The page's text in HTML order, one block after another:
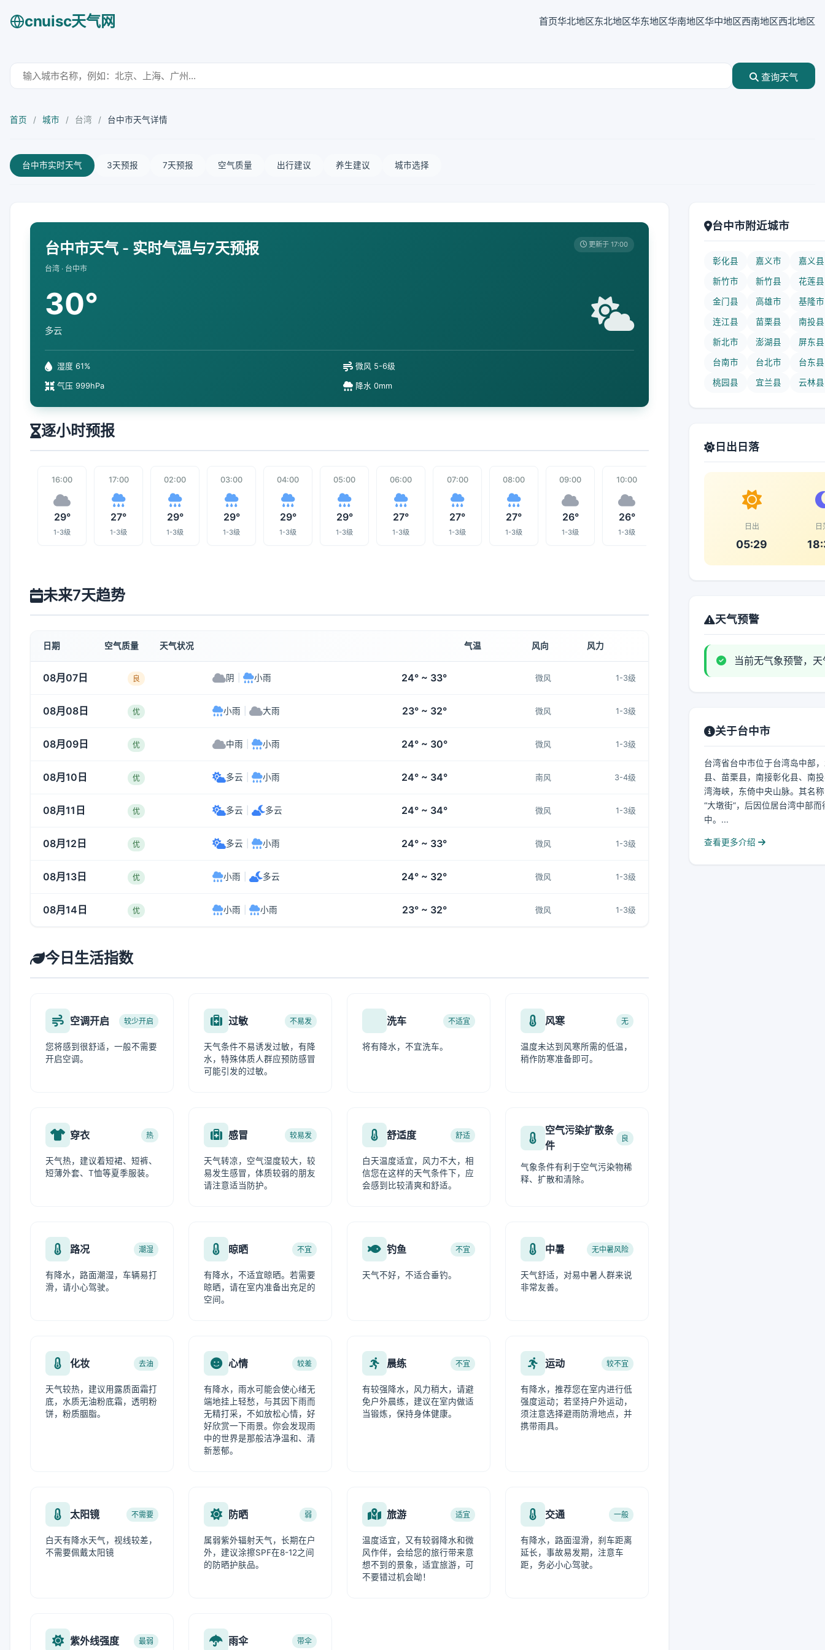
cnuisc天气网 首页华北地区东北地区华东地区华南地区华中地区西南地区西北地区
查询天气
首页 / 城市 / 台湾 / 台中市天气详情
台中市实时天气 3天预报 7天预报 空气质量 出行建议 养生建议 城市选择
台中市天气 - 实时气温与7天预报
台湾 · 台中市
更新于 17:00
30°
多云
湿度 61% 微风 5-6级
气压 999hPa 降水 0mm
逐小时预报
16:00
29°
1-3级
17:00
27°
1-3级
02:00
29°
1-3级
03:00
29°
1-3级
04:00
29°
1-3级
05:00
29°
1-3级
06:00
27°
1-3级
07:00
27°
1-3级
08:00
27°
1-3级
09:00
26°
1-3级
10:00
26°
1-3级 1-3级
未来7天趋势
日期 空气质量 天气状况 气温 风向 风力
08月07日 良 阴 小雨 24° ~ 33° 微风 1-3级
08月08日 优 小雨 大雨 23° ~ 32° 微风 1-3级
08月09日 优 中雨 小雨 24° ~ 30° 微风 1-3级
08月10日 优 多云 小雨 24° ~ 34° 南风 3-4级
08月11日 优 多云 多云 24° ~ 34° 微风 1-3级
08月12日 优 多云 小雨 24° ~ 33° 微风 1-3级
08月13日 优 小雨 多云 24° ~ 32° 微风 1-3级
08月14日 优 小雨 小雨 23° ~ 32° 微风 1-3级
今日生活指数
空调开启 较少开启
您将感到很舒适，一般不需要
开启空调。
过敏 不易发
天气条件不易诱发过敏，有降
水，特殊体质人群应预防感冒
可能引发的过敏。
洗车 不适宜
将有降水，不宜洗车。
风寒 无
温度未达到风寒所需的低温，
稍作防寒准备即可。
穿衣 热
天气热，建议着短裙、短裤、
短薄外套、T恤等夏季服装。
感冒 较易发
天气转凉，空气湿度较大，较
易发生感冒，体质较弱的朋友
请注意适当防护。
舒适度 舒适
白天温度适宜，风力不大，相
信您在这样的天气条件下，应
会感到比较清爽和舒适。
空气污染扩散条
件
良
气象条件有利于空气污染物稀
释、扩散和清除。
路况 潮湿
有降水，路面潮湿，车辆易打
滑，请小心驾驶。
晾晒 不宜
有降水，不适宜晾晒。若需要
晾晒，请在室内准备出充足的
空间。
钓鱼 不宜
天气不好，不适合垂钓。
中暑 无中暑风险
天气舒适，对易中暑人群来说
非常友善。
化妆 去油
天气较热，建议用露质面霜打
底，水质无油粉底霜，透明粉
饼，粉质胭脂。
心情 较差
有降水，雨水可能会使心绪无
端地挂上轻愁，与其因下雨而
无精打采，不如放松心情，好
好欣赏一下雨景。你会发现雨
中的世界是那般洁净温和、清
新葱郁。
晨练 不宜
有较强降水，风力稍大，请避
免户外晨练，建议在室内做适
当锻炼，保持身体健康。
运动 较不宜
有降水，推荐您在室内进行低
强度运动；若坚持户外运动，
须注意选择避雨防滑地点，并
携带雨具。
太阳镜 不需要
白天有降水天气，视线较差，
不需要佩戴太阳镜
防晒 弱
属弱紫外辐射天气，长期在户
外，建议涂擦SPF在8-12之间
的防晒护肤品。
旅游 适宜
温度适宜，又有较弱降水和微
风作伴，会给您的旅行带来意
想不到的景象，适宜旅游，可
不要错过机会呦！
交通 一般
有降水，路面湿滑，刹车距离
延长，事故易发期，注意车
距，务必小心驾驶。
紫外线强度 最弱 雨伞 带伞
台中市附近城市
彰化县 嘉义市 嘉义县
新竹市 新竹县 花莲县
金门县 高雄市 基隆市
连江县 苗栗县 南投县
新北市 澎湖县 屏东县
台南市 台北市 台东县
桃园县 宜兰县 云林县
日出日落
日出
05:29
日
天气预警
当前无气象预警，
关于台中市
台湾省台中市位于台湾岛中部
县、苗栗县，南接彰化县、南
湾海峡，东倚中央山脉。其名
“大墩街”，后因位居台湾中部而
中。...
查看更多介绍